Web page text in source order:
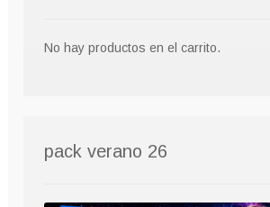
No hay productos en el carrito.
pack verano 26